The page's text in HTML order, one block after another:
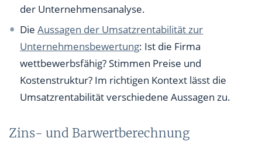
der Unternehmensanalyse.
DieAussagen der Umsatzrentabilität zur
Unternehmensbewertung: Ist die Firma
wettbewerbsfähig? Stimmen Preise und
Kostenstruktur? Im richtigen Kontext lässt die
Umsatzrentabilität verschiedene Aussagen zu.
Zins- und Barwertberechnung